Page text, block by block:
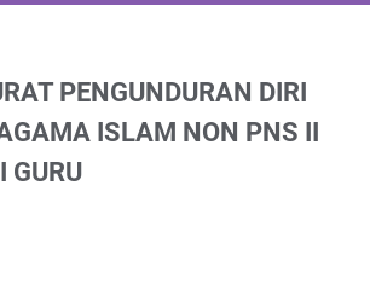
PENGUNDURAN DIRI
ISLAM NON PNS II
GURU